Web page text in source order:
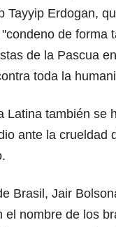
Tayyip Erdogan,
de forma
de la Pascua
toda la
Latina también se
ante la crueldad
Brasil, Jair
el nombre de los